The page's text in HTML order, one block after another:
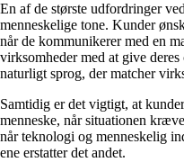
En af de største udfordringer
menneskelige tone. Kunder
når de kommunikerer med en
virksomheder med at give
naturligt sprog, der matcher
Samtidig er det vigtigt, at
menneske, når situationen
når teknologi og menneskelig
ene erstatter det andet.